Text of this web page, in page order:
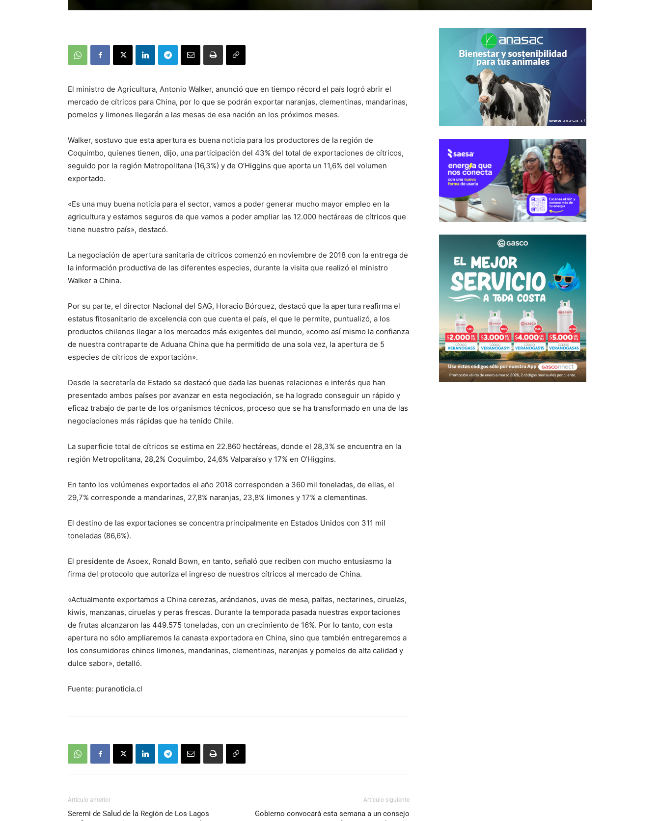
El ministro de Agricultura, Antonio Walker, anunció que en tiempo récord el país logró abrir el
mercado de cítricos para China, por lo que se podrán exportar naranjas, clementinas, mandarinas,
pomelos y limones llegarán a las mesas de esa nación en los próximos meses.
Walker, sostuvo que esta apertura es buena noticia para los productores de la región de
Coquimbo, quienes tienen, dijo, una participación del 43% del total de exportaciones de cítricos,
seguido por la región Metropolitana (16,3%) y de O’Higgins que aporta un 11,6% del volumen
exportado.
«Es una muy buena noticia para el sector, vamos a poder generar mucho mayor empleo en la
agricultura y estamos seguros de que vamos a poder ampliar las 12.000 hectáreas de cítricos que
tiene nuestro país», destacó.
La negociación de apertura sanitaria de cítricos comenzó en noviembre de 2018 con la entrega de
la información productiva de las diferentes especies, durante la visita que realizó el ministro
Walker a China.
Por su parte, el director Nacional del SAG, Horacio Bórquez, destacó que la apertura reafirma el
estatus fitosanitario de excelencia con que cuenta el país, el que le permite, puntualizó, a los
productos chilenos llegar a los mercados más exigentes del mundo, «como así mismo la confianza
de nuestra contraparte de Aduana China que ha permitido de una sola vez, la apertura de 5
especies de cítricos de exportación».
Desde la secretaría de Estado se destacó que dada las buenas relaciones e interés que han
presentado ambos países por avanzar en esta negociación, se ha logrado conseguir un rápido y
eficaz trabajo de parte de los organismos técnicos, proceso que se ha transformado en una de las
negociaciones más rápidas que ha tenido Chile.
La superficie total de cítricos se estima en 22.860 hectáreas, donde el 28,3% se encuentra en la
región Metropolitana, 28,2% Coquimbo, 24,6% Valparaíso y 17% en O’Higgins.
En tanto los volúmenes exportados el año 2018 corresponden a 360 mil toneladas, de ellas, el
29,7% corresponde a mandarinas, 27,8% naranjas, 23,8% limones y 17% a clementinas.
El destino de las exportaciones se concentra principalmente en Estados Unidos con 311 mil
toneladas (86,6%).
El presidente de Asoex, Ronald Bown, en tanto, señaló que reciben con mucho entusiasmo la
firma del protocolo que autoriza el ingreso de nuestros cítricos al mercado de China.
«Actualmente exportamos a China cerezas, arándanos, uvas de mesa, paltas, nectarines, ciruelas,
kiwis, manzanas, ciruelas y peras frescas. Durante la temporada pasada nuestras exportaciones
de frutas alcanzaron las 449.575 toneladas, con un crecimiento de 16%. Por lo tanto, con esta
apertura no sólo ampliaremos la canasta exportadora en China, sino que también entregaremos a
los consumidores chinos limones, mandarinas, clementinas, naranjas y pomelos de alta calidad y
dulce sabor», detalló.
Fuente: puranoticia.cl
Artículo anterior
Seremi de Salud de la Región de Los Lagos
Artículo siguiente
Gobierno convocará esta semana a un consejo